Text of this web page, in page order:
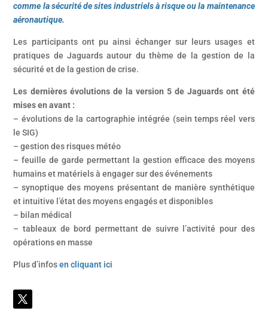
comme la sécurité de sites industriels à risque ou la maintenance
aéronautique.
Les participants ont pu ainsi échanger sur leurs usages et
pratiques de Jaguards autour du thème de la gestion de la
sécurité et de la gestion de crise.
Les dernières évolutions de la version 5 de Jaguards ont été
mises en avant :
– évolutions de la cartographie intégrée (sein temps réel vers
le SIG)
– gestion des risques météo
– feuille de garde permettant la gestion efficace des moyens
humains et matériels à engager sur des événements
– synoptique des moyens présentant de manière synthétique
et intuitive l’état des moyens engagés et disponibles
– bilan médical
– tableaux de bord permettant de suivre l’activité pour des
opérations en masse
Plus d’infosen cliquant ici